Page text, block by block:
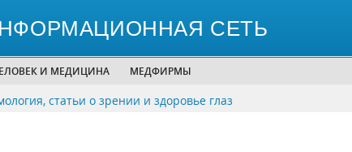
СЕТЬ
И МЕДИЦИНА МЕДФИРМЫ
статьи о зрении и здоровье глаз